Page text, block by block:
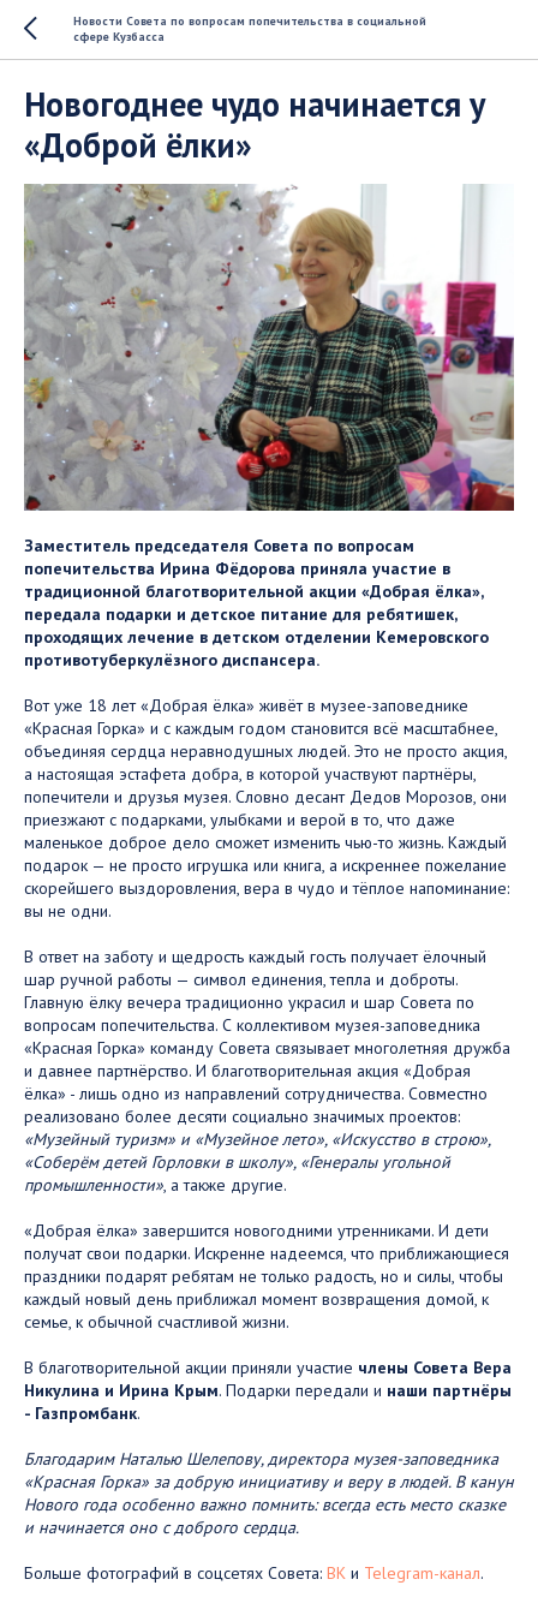
Новости Совета по вопросам попечительства в социальной
сфере Кузбасса
Новогоднее чудо начинается у
«Доброй ёлки»
Заместитель председателя Совета по вопросам
попечительства Ирина Фёдорова приняла участие в
традиционной благотворительной акции «Добрая ёлка»,
передала подарки и детское питание для ребятишек,
проходящих лечение в детском отделении Кемеровского
противотуберкулёзного диспансера.
Вот уже 18 лет «Добрая ёлка» живёт в музее-заповеднике
«Красная Горка» и с каждым годом становится всё масштабнее,
объединяя сердца неравнодушных людей. Это не просто акция,
а настоящая эстафета добра, в которой участвуют партнёры,
попечители и друзья музея. Словно десант Дедов Морозов, они
приезжают с подарками, улыбками и верой в то, что даже
маленькое доброе дело сможет изменить чью-то жизнь. Каждый
подарок — не просто игрушка или книга, а искреннее пожелание
скорейшего выздоровления, вера в чудо и тёплое напоминание:
вы не одни.
В ответ на заботу и щедрость каждый гость получает ёлочный
шар ручной работы — символ единения, тепла и доброты.
Главную ёлку вечера традиционно украсил и шар Совета по
вопросам попечительства. С коллективом музея-заповедника
«Красная Горка» команду Совета связывает многолетняя дружба
и давнее партнёрство. И благотворительная акция «Добрая
ёлка» - лишь одно из направлений сотрудничества. Совместно
реализовано более десяти социально значимых проектов:
«Музейный туризм» и «Музейное лето», «Искусство в строю»,
«Соберём детей Горловки в школу», «Генералы угольной
промышленности», а также другие.
«Добрая ёлка» завершится новогодними утренниками. И дети
получат свои подарки. Искренне надеемся, что приближающиеся
праздники подарят ребятам не только радость, но и силы, чтобы
каждый новый день приближал момент возвращения домой, к
семье, к обычной счастливой жизни.
В благотворительной акции приняли участие члены Совета Вера
Никулина и Ирина Крым. Подарки передали и наши партнёры
- Газпромбанк.
Благодарим Наталью Шелепову, директора музея-заповедника
«Красная Горка» за добрую инициативу и веру в людей. В канун
Нового года особенно важно помнить: всегда есть место сказке
и начинается оно с доброго сердца.
Больше фотографий в соцсетях Совета: ВК и Telegram-канал.